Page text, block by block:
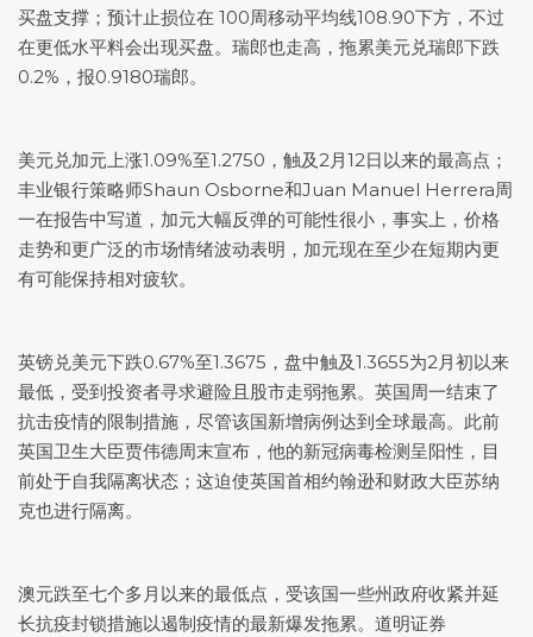
买盘支撑；预计止损位在 100周移动平均线108.90下方，不过
在更低水平料会出现买盘。瑞郎也走高，拖累美元兑瑞郎下跌
0.2%，报0.9180瑞郎。
美元兑加元 上涨1.09%至1.2750，触及2月12日以来的最高点；
丰业银行策略师Shaun Osborne和Juan Manuel Herrera周
一在报告中写道，加元大幅反弹的可能性很小，事实上，价格
走势和更广泛的市场情绪波动表明，加元现在至少在短期内更
有可能保持相对疲软。
英镑兑美元下跌0.67%至1.3675，盘中触及1.3655为2月初以来
最低，受到投资者寻求避险且股市走弱拖累。英国周一结束了
抗击疫情的限制措施，尽管该国新增病例达到全球最高。此前
英国卫生大臣贾伟德周末宣布，他的新冠病毒检测呈阳性，目
前处于自我隔离状态；这迫使英国首相约翰逊和财政大臣苏纳
克也进行隔离。
澳元跌至七个多月以来的最低点，受该国一些州政府收紧并延
长抗疫封锁措施以遏制疫情的最新爆发拖累。道明证券